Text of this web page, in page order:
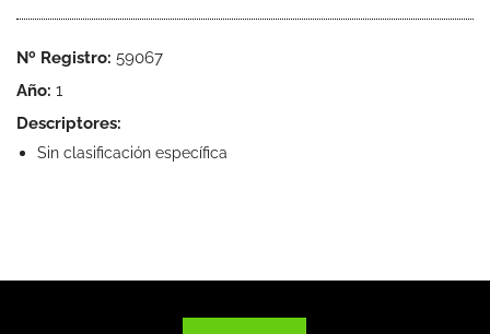
Nº Registro: 59067
Año: 1
Descriptores:
Sin clasificación específica